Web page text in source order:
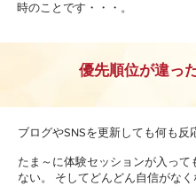
時のことです・・・。
優先順位が違っ
ブログやSNSを更新しても何も反
たま～に体験セッションが入って
ない。 そしてどんどん自信がなく